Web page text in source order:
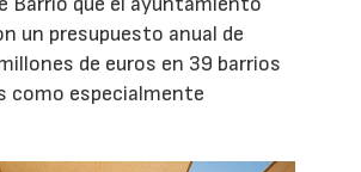
un presupuesto anual de
de euros en 39 barrios
como especialmente